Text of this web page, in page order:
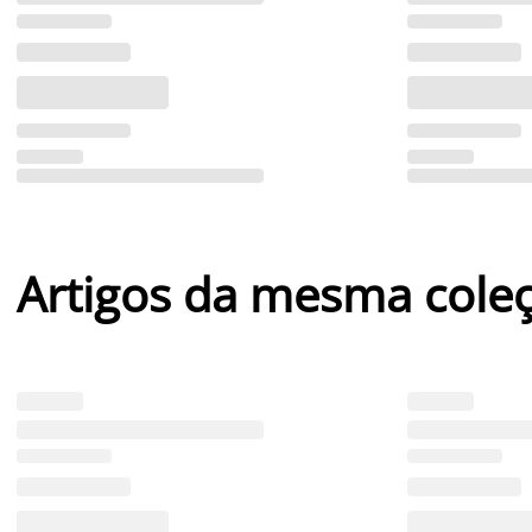
Artigos da mesma